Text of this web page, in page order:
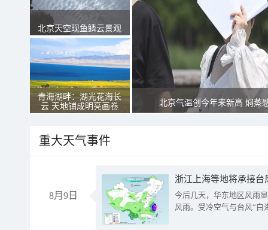
北京天空现鱼鳞云景观
青海湖畔：湖光花海长
云 天地铺成明亮画卷
北京气温创今年来新高 焖蒸
重大天气事件
8月9日
浙江上海等地将承接台
今后几天，华东地区风雨
风雨。受冷空气与台风“白